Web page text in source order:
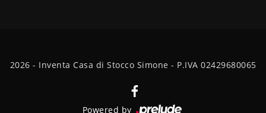
2026 - Inventa Casa di Stocco Simone - P.IVA 02429680065
Powered by